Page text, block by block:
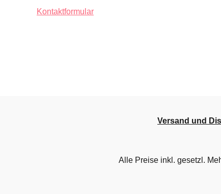
Kontaktformular
Versand und
Alle Preise inkl. gesetzl.